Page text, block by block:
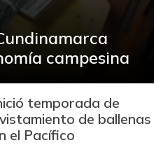
campesina
temporada de
de ballenas
el Pacífico